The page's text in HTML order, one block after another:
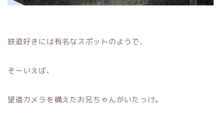
鉄道好きには有名なスポットのようで、
そーいえば、
望遠カメラを構えたお兄ちゃんがいたっけ。